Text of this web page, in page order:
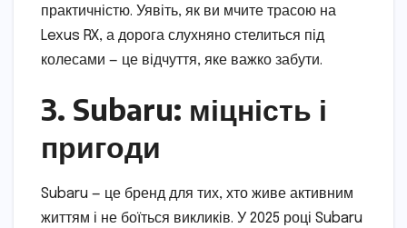
практичністю. Уявіть, як ви мчите трасою на
Lexus RX, а дорога слухняно стелиться під
колесами — це відчуття, яке важко забути.
3. Subaru: міцність і
пригоди
Subaru — це бренд для тих, хто живе активним
життям і не боїться викликів. У 2025 році Subaru